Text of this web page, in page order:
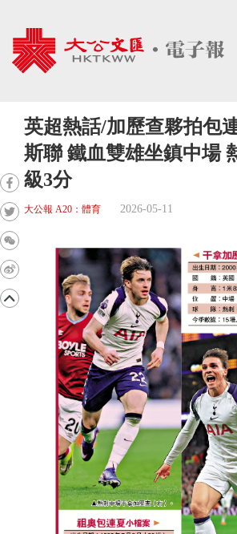
英超熱話/加歷查夥拍包
斯聯 鐵血雙雄坐鎮中場
級3分
大公報 A20：體育 2026-05-11